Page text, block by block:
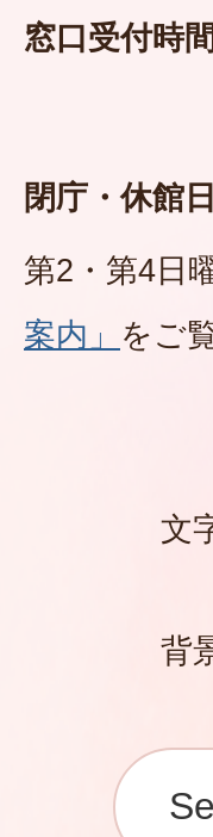
窓口受付時間
閉庁・休館日
第2・第4日
案内」 をご
文
背